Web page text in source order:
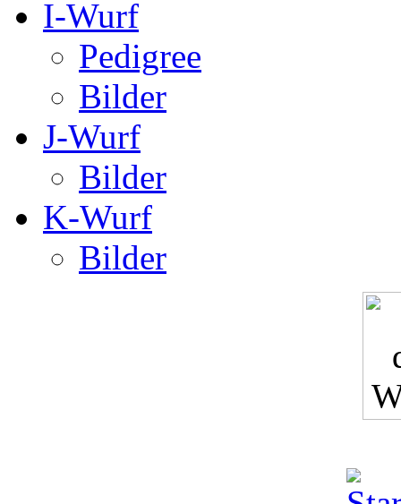
I-Wurf
Pedigree
Bilder
J-Wurf
Bilder
K-Wurf
Bilder